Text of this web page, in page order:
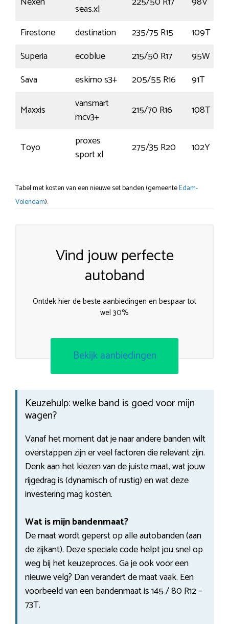
seas.xl
Firestone
destination 235/75 R15
109T
Superia
ecoblue 215/50 R17
95W
Sava
eskimo s3+ 205/55 R16
91T
Maxxis
vansmart
mcv3+
215/70 R16 108T
Toyo
proxes
sport xl
275/35 R20 102Y
Tabel met kosten van een nieuwe set banden (gemeenteEdam-
Volendam).
Vind jouw perfecte
autoband
Ontdek hier de beste aanbiedingen en bespaar tot
wel 30%
Bekijk aanbiedingen
Keuzehulp: welke band is goed voor mijn
wagen?
Vanaf het moment dat je naar andere banden wilt
overstappen zijn er veel factoren die relevant zijn.
Denk aan het kiezen van de juiste maat, wat jouw
rijgedrag is (dynamisch of rustig) en wat deze
investering mag kosten.
Wat is mijn bandenmaat?
De maat wordt geperst op alle autobanden (aan
de zijkant). Deze speciale code helpt jou snel op
weg bij het keuzeproces. Ga je ook voor een
nieuwe velg? Dan verandert de maat vaak. Een
voorbeeld van een bandenmaat is 145 / 80 R12 –
73T.